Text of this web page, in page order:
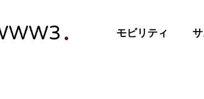
モビリティ